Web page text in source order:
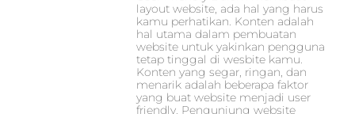
layout website, ada hal yang harus
kamu perhatikan. Konten adalah
hal utama dalam pembuatan
website untuk yakinkan pengguna
tetap tinggal di wesbite kamu.
Konten yang segar, ringan, dan
menarik adalah beberapa faktor
yang buat website menjadi user
friendly. Pengunjung website